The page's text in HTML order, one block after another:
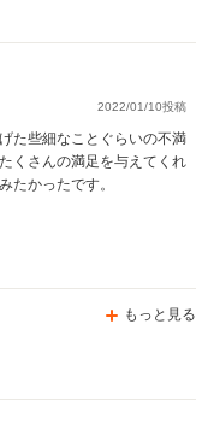
2022/01/10投稿
た些細なことぐらいの不満
くさんの満足を与えてくれ
たかったです。
もっと見る